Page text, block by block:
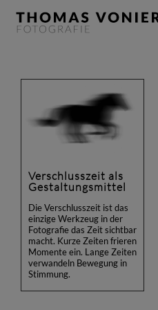
Verschlusszeit als
Gestaltungsmittel
Die Verschlusszeit ist das
einzige Werkzeug in der
Fotografie das Zeit sichtbar
macht. Kurze Zeiten frieren
Momente ein. Lange Zeiten
verwandeln Bewegung in
Stimmung.